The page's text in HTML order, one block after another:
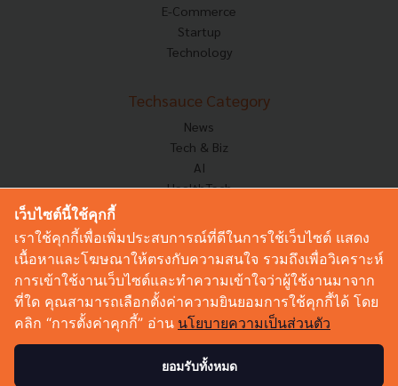
E-Commerce
Startup
Technology
Techsauce Category
News
Tech & Biz
AI
HealthTech
Corp Innov
Saucy Thoughts
Based On
Sustainable
Videos
Podcast
เว็บไซต์นี้ใช้คุกกี้
เราใช้คุกกี้เพื่อเพิ่มประสบการณ์ที่ดีในการใช้เว็บไซต์ แสดง
เนื้อหาและโฆษณาให้ตรงกับความสนใจ รวมถึงเพื่อวิเคราะห์
การเข้าใช้งานเว็บไซต์และทำความเข้าใจว่าผู้ใช้งานมาจาก
ที่ใด คุณสามารถเลือกตั้งค่าความยินยอมการใช้คุกกี้ได้ โดย
คลิก “การตั้งค่าคุกกี้” อ่าน นโยบายความเป็นส่วนตัว
ยอมรับทั้งหมด